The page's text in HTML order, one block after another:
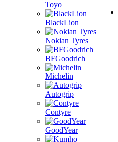
Toyo
BlackLion
Nokian Tyres
BFGoodrich
Michelin
Autogrip
Contyre
GoodYear